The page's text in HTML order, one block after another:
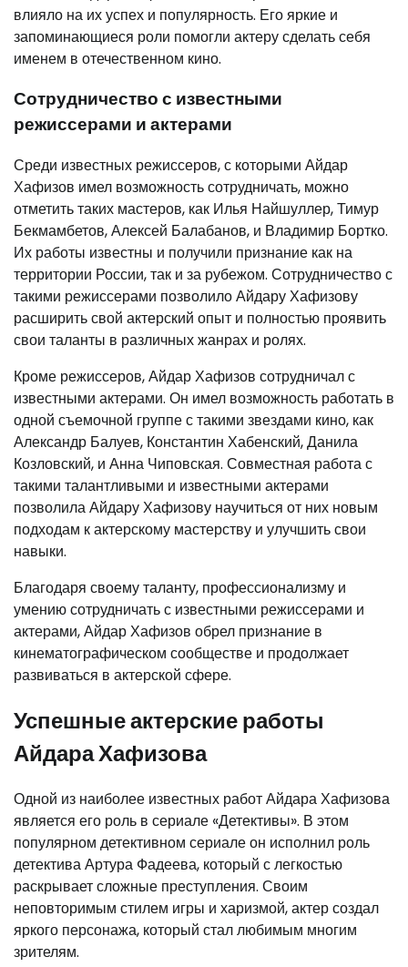
влияло на их успех и популярность. Его яркие и
запоминающиеся роли помогли актеру сделать себя
именем в отечественном кино.
Сотрудничество с известными
режиссерами и актерами
Среди известных режиссеров, с которыми Айдар
Хафизов имел возможность сотрудничать, можно
отметить таких мастеров, как Илья Найшуллер, Тимур
Бекмамбетов, Алексей Балабанов, и Владимир Бортко.
Их работы известны и получили признание как на
территории России, так и за рубежом. Сотрудничество с
такими режиссерами позволило Айдару Хафизову
расширить свой актерский опыт и полностью проявить
свои таланты в различных жанрах и ролях.
Кроме режиссеров, Айдар Хафизов сотрудничал с
известными актерами. Он имел возможность работать в
одной съемочной группе с такими звездами кино, как
Александр Балуев, Константин Хабенский, Данила
Козловский, и Анна Чиповская. Совместная работа с
такими талантливыми и известными актерами
позволила Айдару Хафизову научиться от них новым
подходам к актерскому мастерству и улучшить свои
навыки.
Благодаря своему таланту, профессионализму и
умению сотрудничать с известными режиссерами и
актерами, Айдар Хафизов обрел признание в
кинематографическом сообществе и продолжает
развиваться в актерской сфере.
Успешные актерские работы
Айдара Хафизова
Одной из наиболее известных работ Айдара Хафизова
является его роль в сериале «Детективы». В этом
популярном детективном сериале он исполнил роль
детектива Артура Фадеева, который с легкостью
раскрывает сложные преступления. Своим
неповторимым стилем игры и харизмой, актер создал
яркого персонажа, который стал любимым многим
зрителям.